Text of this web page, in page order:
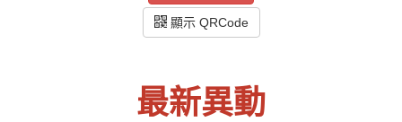
顯示 QRCode
最新異動